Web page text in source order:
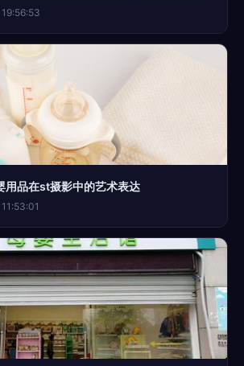
用品在st摄影中的艺术表达